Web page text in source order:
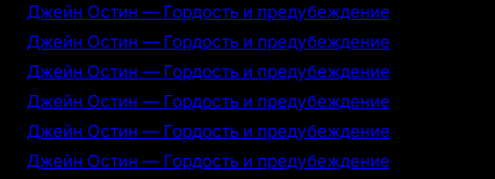
Джейн Остин — Гордость и предубеждение
Джейн Остин — Гордость и предубеждение
Джейн Остин — Гордость и предубеждение
Джейн Остин — Гордость и предубеждение
Джейн Остин — Гордость и предубеждение
Джейн Остин — Гордость и предубеждение